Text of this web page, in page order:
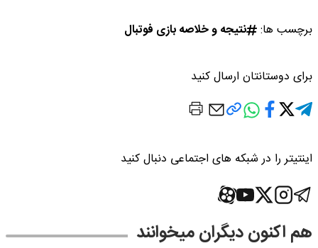
برچسب ها: نتیجه و خلاصه بازی فوتبال
برای دوستانتان ارسال کنید
اینتیتر را در شبکه های اجتماعی دنبال کنید
هم اکنون دیگران میخوانند